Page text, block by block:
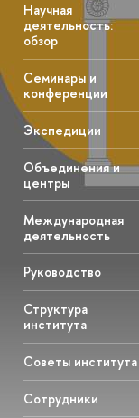
Научная
деятельность:
обзор
Семинары и
конференции
Экспедиции
Объединения и
центры
Международная
деятельность
Руководство
Структура
института
Советы института
Сотрудники